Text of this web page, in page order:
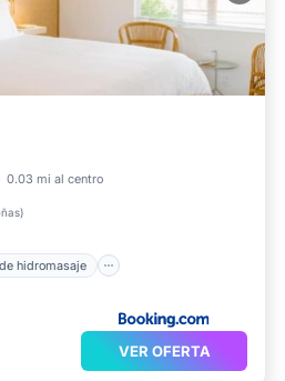
0.03 mi al centro
)
hidromasaje
Bañera de hidromasaje
VER OFERTA